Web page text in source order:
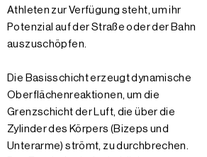
Athleten zur Verfügung steht, um ihr
Potenzial auf der Straße oder der Bahn
auszuschöpfen.
Die Basisschicht erzeugt dynamische
Oberflächenreaktionen, um die
Grenzschicht der Luft, die über die
Zylinder des Körpers (Bizeps und
Unterarme) strömt, zu durchbrechen.